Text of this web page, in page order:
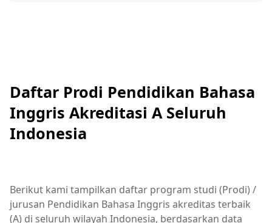
Daftar Prodi Pendidikan Bahasa
Inggris Akreditasi A Seluruh
Indonesia
Berikut kami tampilkan daftar program studi (Prodi) /
jurusan Pendidikan Bahasa Inggris akreditas terbaik
(A) di seluruh wilayah Indonesia, berdasarkan data